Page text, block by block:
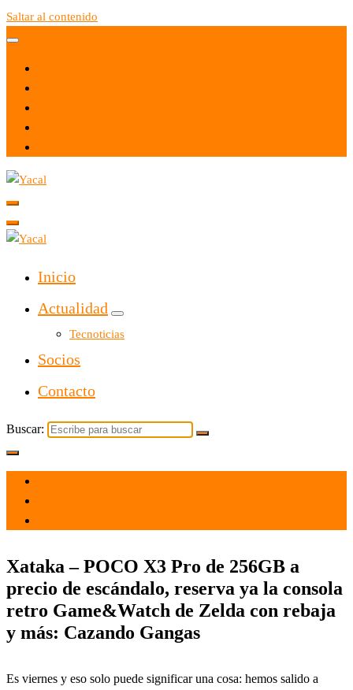
Saltar al contenido
Yacal micro hosting
Inicio
Actualidad
Tecnoticias
Socios
Contacto
Buscar:
Xataka – POCO X3 Pro de 256GB a
precio de escándalo, reserva ya la consola
retro Game&Watch de Zelda con rebaja
y más: Cazando Gangas
Es viernes y eso solo puede significar una cosa: hemos salido a